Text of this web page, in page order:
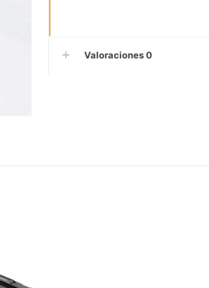
Valoraciones0